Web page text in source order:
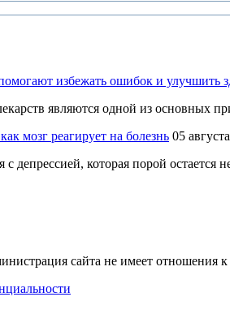
избежать ошибок и улучшить
являются одной из основных
мозг реагирует на болезнь 05 августа
депрессией, которая порой остается
сайта не имеет отношения